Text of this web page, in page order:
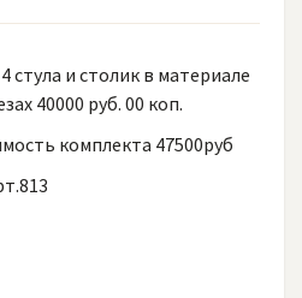
стула и столик в материале
40000 руб. 00 коп.
комплекта 47500руб